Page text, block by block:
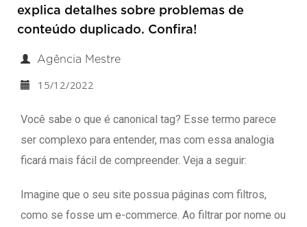
explica detalhes sobre problemas de
conteúdo duplicado. Confira!
Agência Mestre
15/12/2022
Você sabe o que é canonical tag? Esse termo parece
ser complexo para entender, mas com essa analogia
ficará mais fácil de compreender. Veja a seguir:
Imagine que o seu site possua páginas com filtros,
como se fosse um e-commerce. Ao filtrar por nome ou